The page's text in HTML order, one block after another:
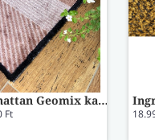
Manhattan Geomix kastanie-rose lábtörlő 67x100
Ft